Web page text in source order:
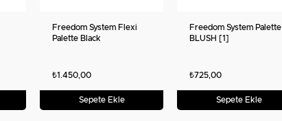
Freedom System Flexi
Palette Black
₺1.450,00
Sepete Ekle
Freedom System Palette
BLUSH [1]
₺725,00
Sepete Ekle